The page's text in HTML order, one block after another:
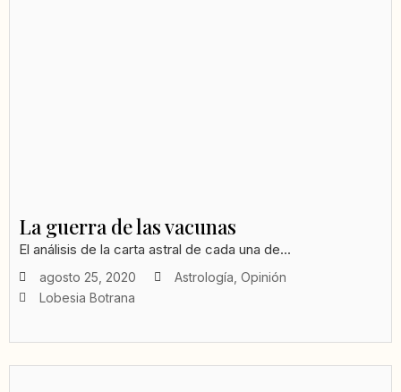
La guerra de las vacunas
El análisis de la carta astral de cada una de...
agosto 25, 2020 Astrología Opinión
Lobesia Botrana